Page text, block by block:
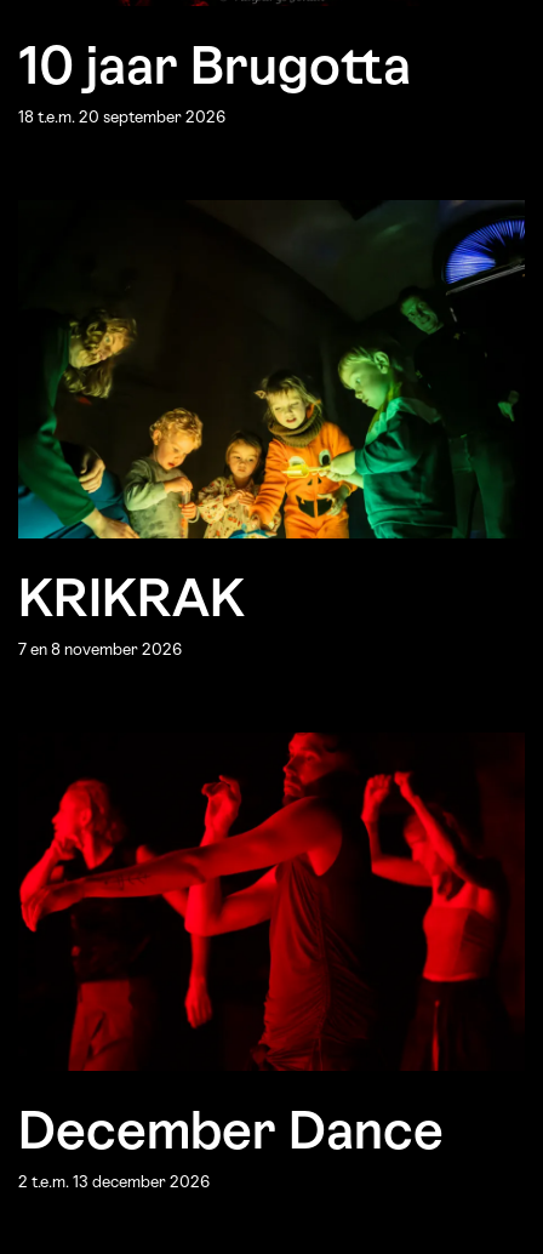
10 jaar Brugotta
18 t.e.m. 20 september 2026
KRIKRAK
7 en 8 november 2026
December Dance
2 t.e.m. 13 december 2026